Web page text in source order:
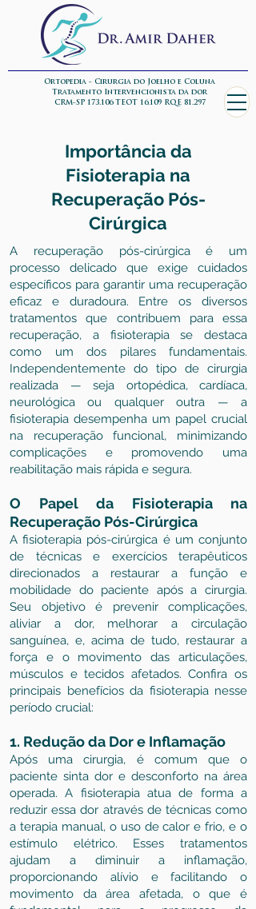
Ortopedia - Cirurgia do Joelho e Coluna
Tratamento Intervencionista da dor
CRM-SP 173.106 TEOT 16.109 RQE 81.297
Importância da
Fisioterapia na
Recuperação Pós-
Cirúrgica
A recuperação pós-cirúrgica é um
processo delicado que exige cuidados
específicos para garantir uma recuperação
eficaz e duradoura. Entre os diversos
tratamentos que contribuem para essa
recuperação, a fisioterapia se destaca
como um dos pilares fundamentais.
Independentemente do tipo de cirurgia
realizada — seja ortopédica, cardíaca,
neurológica ou qualquer outra — a
fisioterapia desempenha um papel crucial
na recuperação funcional, minimizando
complicações e promovendo uma
reabilitação mais rápida e segura.
O Papel da Fisioterapia na
Recuperação Pós-Cirúrgica
A fisioterapia pós-cirúrgica é um conjunto
de técnicas e exercícios terapêuticos
direcionados a restaurar a função e
mobilidade do paciente após a cirurgia.
Seu objetivo é prevenir complicações,
aliviar a dor, melhorar a circulação
sanguínea, e, acima de tudo, restaurar a
força e o movimento das articulações,
músculos e tecidos afetados. Confira os
principais benefícios da fisioterapia nesse
período crucial:
1. Redução da Dor e Inflamação
Após uma cirurgia, é comum que o
paciente sinta dor e desconforto na área
operada. A fisioterapia atua de forma a
reduzir essa dor através de técnicas como
a terapia manual, o uso de calor e frio, e o
estímulo elétrico. Esses tratamentos
ajudam a diminuir a inflamação,
proporcionando alívio e facilitando o
movimento da área afetada, o que é